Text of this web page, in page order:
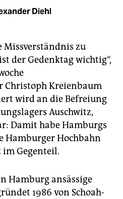
Diehl
Missverständnis zu
der Gedenktag wichtig“,
Christoph Kreienbaum
wird an die Befreiung
Auschwitz,
Damit habe Hamburgs
Hamburger Hochbahn
im Gegenteil.
Hamburg ansässige
1986 von Schoah-